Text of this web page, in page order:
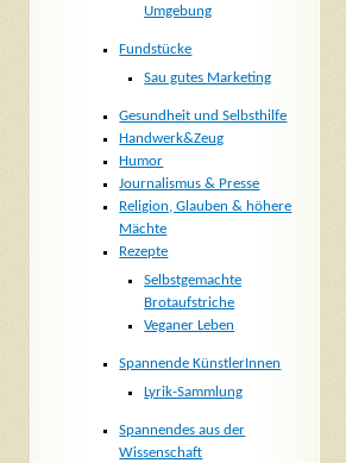
Umgebung
Fundstücke
Sau gutes Marketing
Gesundheit und Selbsthilfe
Handwerk&Zeug
Humor
Journalismus & Presse
Religion, Glauben & höhere
Mächte
Rezepte
Selbstgemachte
Brotaufstriche
Veganer Leben
Spannende KünstlerInnen
Lyrik-Sammlung
Spannendes aus der
Wissenschaft